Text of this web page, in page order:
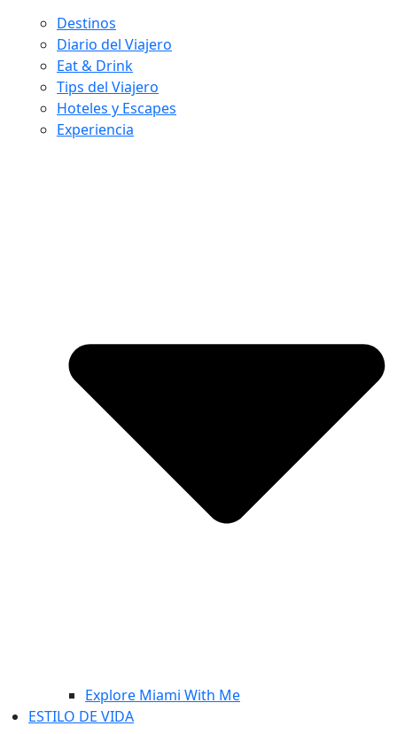
Destinos
Diario del Viajero
Eat & Drink
Tips del Viajero
Hoteles y Escapes
Experiencia
Explore Miami With Me
ESTILO DE VIDA